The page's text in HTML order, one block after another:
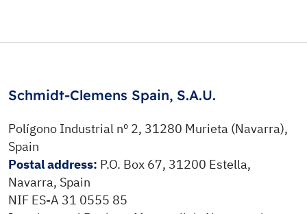
Schmidt-Clemens Spain, S.A.U.
Polígono Industrial nº 2, 31280 Murieta (Navarra),
Spain
Postal address: P.O. Box 67, 31200 Estella,
Navarra, Spain
NIF ES-A 31 0555 85